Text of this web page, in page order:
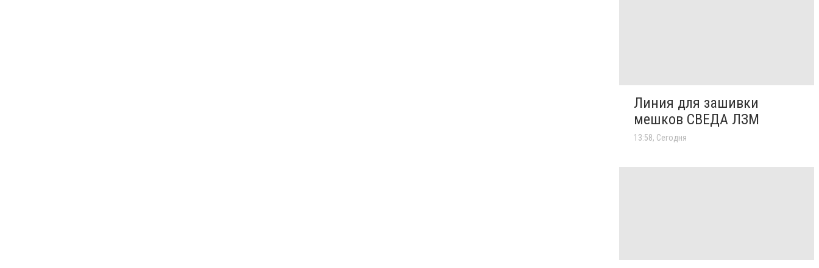
Линия для зашивки
мешков СВЕДА ЛЗМ
13:58, Сегодня